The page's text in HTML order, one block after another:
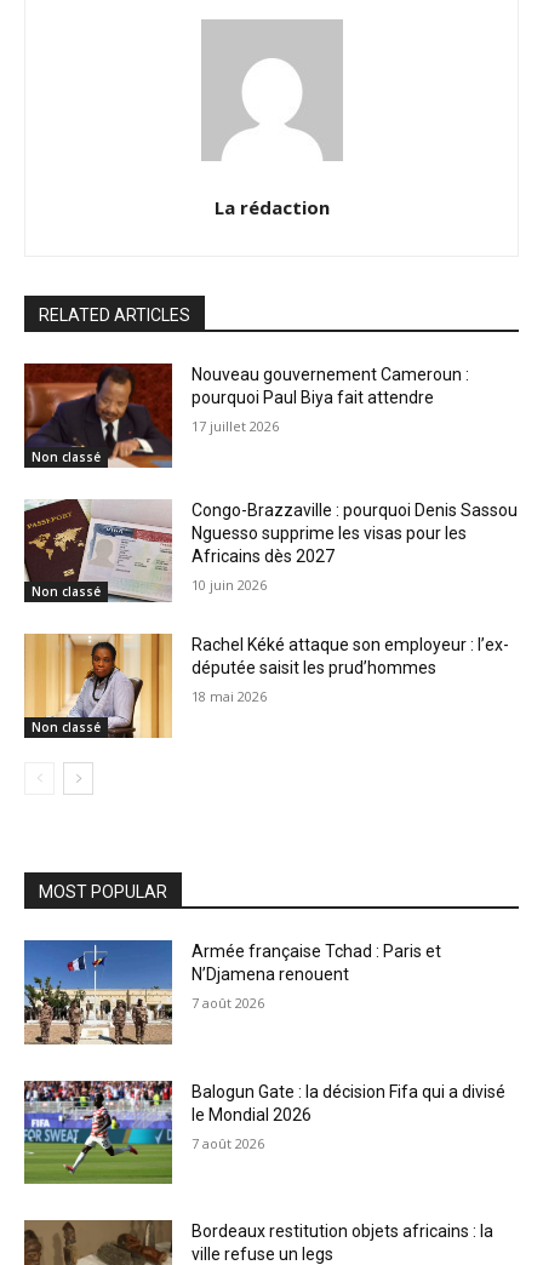
La rédaction
RELATED ARTICLES
Non classé
Nouveau gouvernement Cameroun :
pourquoi Paul Biya fait attendre
17 juillet 2026
Non classé
Congo-Brazzaville : pourquoi Denis Sassou
Nguesso supprime les visas pour les
Africains dès 2027
10 juin 2026
Non classé
Rachel Kéké attaque son employeur : l’ex-
députée saisit les prud’hommes
18 mai 2026
MOST POPULAR
Armée française Tchad : Paris et
N’Djamena renouent
7 août 2026
Balogun Gate : la décision Fifa qui a divisé
le Mondial 2026
7 août 2026
Bordeaux restitution objets africains : la
ville refuse un legs